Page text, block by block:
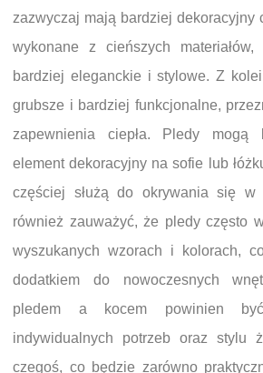
zazwyczaj mają bardziej dekoracyjny
wykonane z cieńszych
bardziej eleganckie i stylowe. Z
grubsze i bardziej funkcjonalne,
zapewnienia ciepła. Pledy mogą
element dekoracyjny na sofie lub
częściej służą do okrywania się w
również zauważyć, że pledy często
wyszukanych wzorach i kolorach,
dodatkiem do nowoczesnych
pledem a kocem powinien
indywidualnych potrzeb oraz stylu
czegoś, co będzie zarówno